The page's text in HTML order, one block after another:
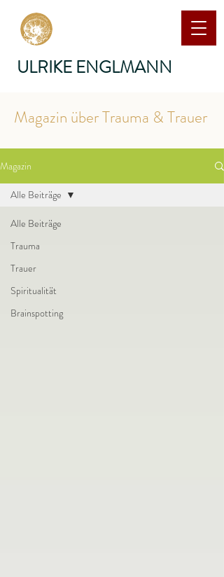
ULRIKE ENGLMANN
Magazin über Trauma & Trauer
Magazin
Alle Beiträge
Trauma
Trauer
Spiritualität
Brainspotting
Alle Beiträge